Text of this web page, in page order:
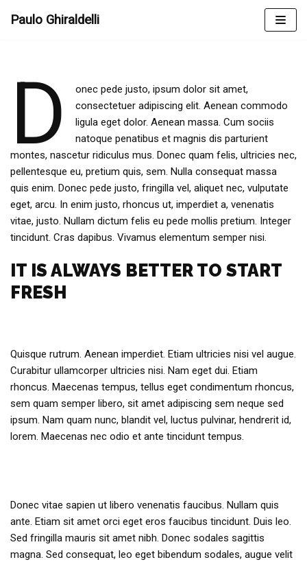
Skip
Paulo Ghiraldelli
D
onec pede justo, ipsum dolor sit amet,
consectetuer adipiscing elit. Aenean commodo
ligula eget dolor. Aenean massa. Cum sociis
natoque penatibus et magnis dis parturient
montes, nascetur ridiculus mus. Donec quam felis, ultricies nec,
pellentesque eu, pretium quis, sem. Nulla consequat massa
quis enim. Donec pede justo, fringilla vel, aliquet nec, vulputate
eget, arcu. In enim justo, rhoncus ut, imperdiet a, venenatis
vitae, justo. Nullam dictum felis eu pede mollis pretium. Integer
tincidunt. Cras dapibus. Vivamus elementum semper nisi.
IT IS ALWAYS BETTER TO START
FRESH
Quisque rutrum. Aenean imperdiet. Etiam ultricies nisi vel augue.
Curabitur ullamcorper ultricies nisi. Nam eget dui. Etiam
rhoncus. Maecenas tempus, tellus eget condimentum rhoncus,
sem quam semper libero, sit amet adipiscing sem neque sed
ipsum. Nam quam nunc, blandit vel, luctus pulvinar, hendrerit id,
lorem. Maecenas nec odio et ante tincidunt tempus.
Donec vitae sapien ut libero venenatis faucibus. Nullam quis
ante. Etiam sit amet orci eget eros faucibus tincidunt. Duis leo.
Sed fringilla mauris sit amet nibh. Donec sodales sagittis
magna. Sed consequat, leo eget bibendum sodales, augue velit